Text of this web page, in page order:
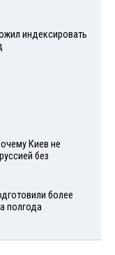
индексировать
Киев не
без
более
полгода